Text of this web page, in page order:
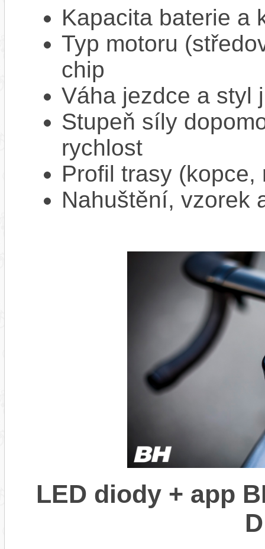
Kapacita baterie a
Typ motoru
chip
Váha jezdce a styl
Stupeň síly
rychlost
Profil trasy
Nahuštění, vzorek
LED diody + app